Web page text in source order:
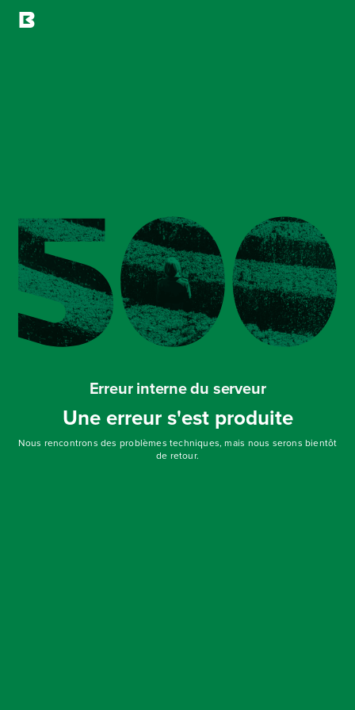
Erreur interne du serveur
Une erreur s'est produite
Nous rencontrons des problèmes techniques, mais nous serons bientôt
de retour.